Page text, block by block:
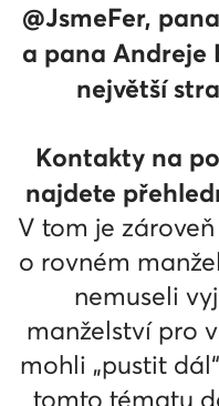
@JsmeFer,
a pana Andreje
největší
Kontakty na
najdete
V tom je
o rovném
nemuseli
manželství pro
mohli „pustit
tomto tématu